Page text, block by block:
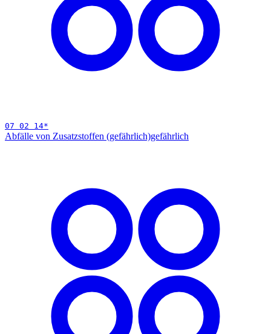
07 02 14*
Abfälle von Zusatzstoffen (gefährlich)gefährlich